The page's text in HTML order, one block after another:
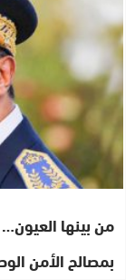
من بينها
بمصالح الأمن